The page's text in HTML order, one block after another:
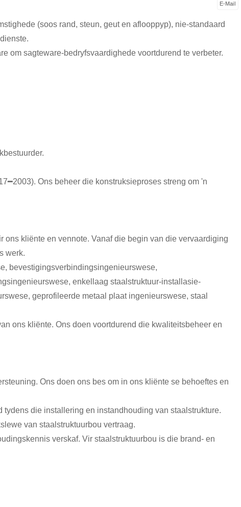
(soos rand, steun, geut en aflooppyp), nie-standaard
om sagteware-bedryfsvaardighede voortdurend te verbeter.
Ons beheer die konstruksieproses streng om 'n
ons kliënte en vennote. Vanaf die begin van die vervaardiging
werk.
bevestigingsverbindingsingenieurswese,
enkellaag staalstruktuur-installasie-
geprofileerde metaal plaat ingenieurswese, staal
ons kliënte. Ons doen voortdurend die kwaliteitsbeheer en
Ons doen ons bes om in ons kliënte se behoeftes en
die installering en instandhouding van staalstrukture.
van staalstruktuurbou vertraag.
verskaf. Vir staalstruktuurbou is die brand- en
E-Mail